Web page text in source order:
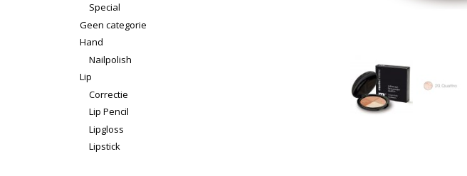
Special
Geen categorie
Hand
Nailpolish
Lip
Correctie
Lip Pencil
Lipgloss
Lipstick